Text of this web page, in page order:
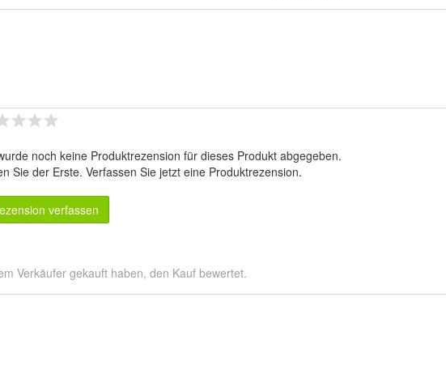
noch keine Produktrezension für dieses Produkt abgegeben.
Sie der Erste. Verfassen Sie jetzt eine Produktrezension.
verfassen
Verkäufer gekauft haben, den Kauf bewertet.